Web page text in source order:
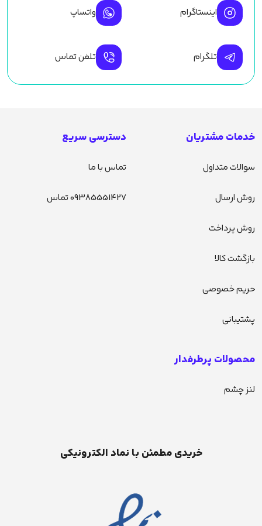
اینستاگرام واتساپ
تلگرام تلفن تماس
خدمات مشتریان
سوالات متداول
روش ارسال
روش پرداخت
بازگشت کالا
حریم خصوصی
پشتیبانی
دسترسی سریع
تماس با ما
09385551427 تماس
محصولات پرطرفدار
لنز چشم
خریدی مطمئن با نماد الکترونیکی